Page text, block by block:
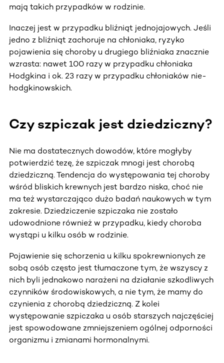
mają takich przypadków w rodzinie.
Inaczej jest w przypadku bliźniąt jednojajowych. Jeśli
jedno z bliźniąt zachoruje na chłoniaka, ryzyko
pojawienia się choroby u drugiego bliźniaka znacznie
wzrasta: nawet 100 razy w przypadku chłoniaka
Hodgkina i ok. 23 razy w przypadku chłoniaków nie-
hodgkinowskich.
Czy szpiczak jest dziedziczny?
Nie ma dostatecznych dowodów, które mogłyby
potwierdzić tezę, że szpiczak mnogi jest chorobą
dziedziczną. Tendencja do występowania tej choroby
wśród bliskich krewnych jest bardzo niska, choć nie
ma też wystarczająco dużo badań naukowych w tym
zakresie. Dziedziczenie szpiczaka nie zostało
udowodnione również w przypadku, kiedy choroba
wystąpi u kilku osób w rodzinie.
Pojawienie się schorzenia u kilku spokrewnionych ze
sobą osób często jest tłumaczone tym, że wszyscy z
nich byli jednakowo narażeni na działanie szkodliwych
czynników środowiskowych, a nie tym, że mamy do
czynienia z chorobą dziedziczną. Z kolei
występowanie szpiczaka u osób starszych najczęściej
jest spowodowane zmniejszeniem ogólnej odporności
organizmu i zmianami hormonalnymi.